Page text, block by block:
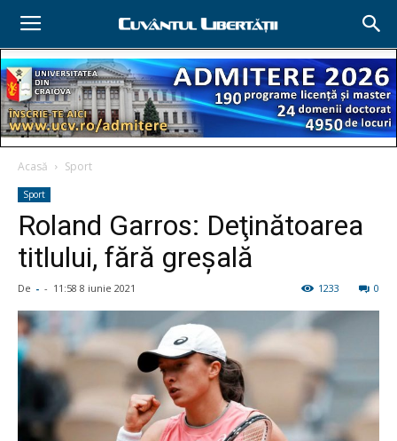
Acasă Sport
Sport
Roland Garros: Deţinătoarea
titlului, fără greşală
De - - 11:58 8 iunie 2021 0
1233